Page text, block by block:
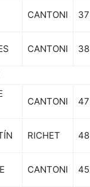
CANTONI 37
CANTONI 38
CANTONI 47
RICHET 48
CANTONI 45